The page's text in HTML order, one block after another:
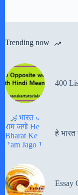
Trending now
400
हे
Essay